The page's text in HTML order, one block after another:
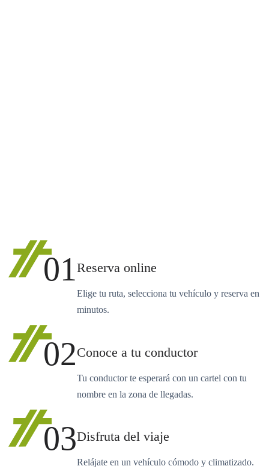
01Reserva online
Elige tu ruta, selecciona tu vehículo y reserva en
minutos.
02Conoce a tu conductor
Tu conductor te esperará con un cartel con tu
nombre en la zona de llegadas.
03Disfruta del viaje
Relájate en un vehículo cómodo y climatizado.